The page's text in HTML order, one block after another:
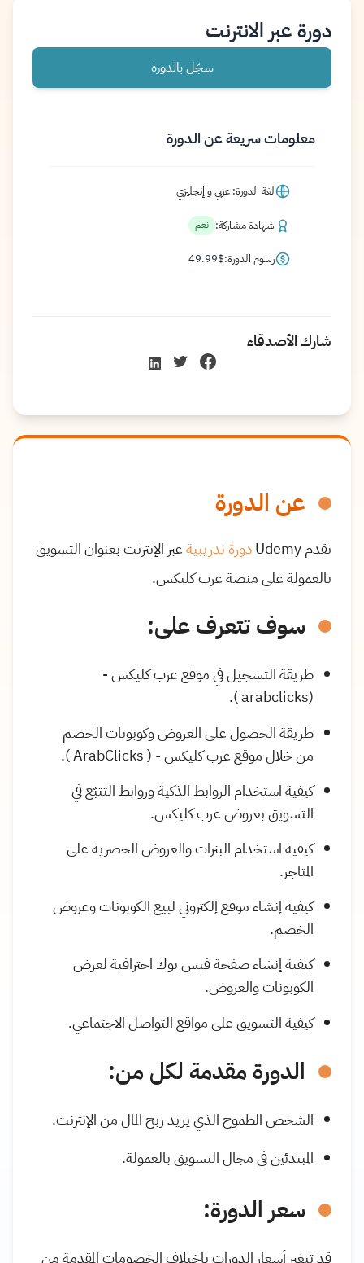
عن الدورة
تقدم Udemy دورة تدريبيةعبر الإنترنت بعنوان التسويق
بالعمولة على منصة عرب كليكس.
سوف تتعرف على:
طريقة التسجيل في موقع عرب كليكس -
(arabclicks ).
طريقة الحصول على العروض وكوبونات الخصم
من خلال موقع عرب كليكس - ( ArabClicks ).
كيفية استخدام الروابط الذكية وروابط التتبّع في
التسويق بعروض عرب كليكس.
كيفية استخدام البنرات والعروض الحصرية على
المتاجر.
كيفيه إنشاء موقع إلكتروني لبيع الكوبونات وعروض
الخصم.
كيفية إنشاء صفحة فيس بوك احترافية لعرض
الكوبونات والعروض.
كيفية التسويق على مواقع التواصل الاجتماعي.
الدورة مقدمة لكل من:
الشخص الطموح الذي يريد ربح المال من الإنترنت.
المبتدئين في مجال التسويق بالعمولة.
سعر الدورة:
قد تتغير أسعار الدورات باختلاف الخصومات المقدمة من
دورة عبر الانترنت
سجّل بالدورة
معلومات سريعة عن الدورة
لغة الدورة: عربي و إنجليزي
شهادة مشاركة: نعم
رسوم الدورة: 49.99$
شارك الأصدقاء